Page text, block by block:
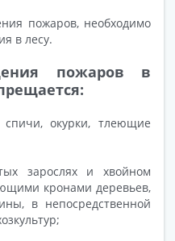
пожаров, необходимо
в лесу.
пожаров в
окурки, тлеющие
зарослях и хвойном
кронами деревьев,
в непосредственной